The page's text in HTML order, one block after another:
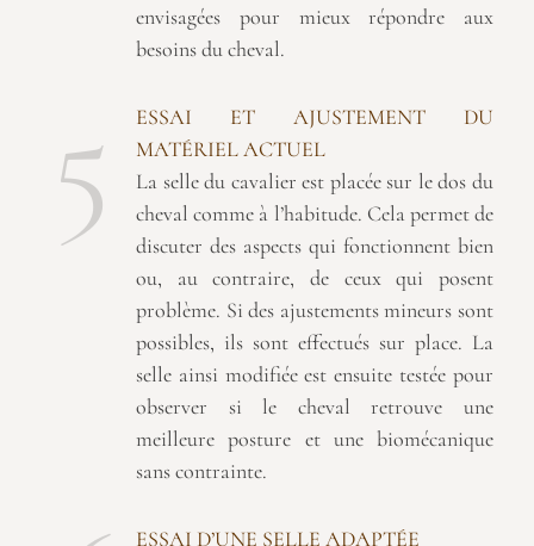
envisagées pour mieux répondre aux
besoins du cheval.
5
ESSAI ET AJUSTEMENT DU
MATÉRIEL ACTUEL
La selle du cavalier est placée sur le dos du
cheval comme à l’habitude. Cela permet de
discuter des aspects qui fonctionnent bien
ou, au contraire, de ceux qui posent
problème. Si des ajustements mineurs sont
possibles, ils sont effectués sur place. La
selle ainsi modifiée est ensuite testée pour
observer si le cheval retrouve une
meilleure posture et une biomécanique
sans contrainte.
ESSAI D’UNE SELLE ADAPTÉE